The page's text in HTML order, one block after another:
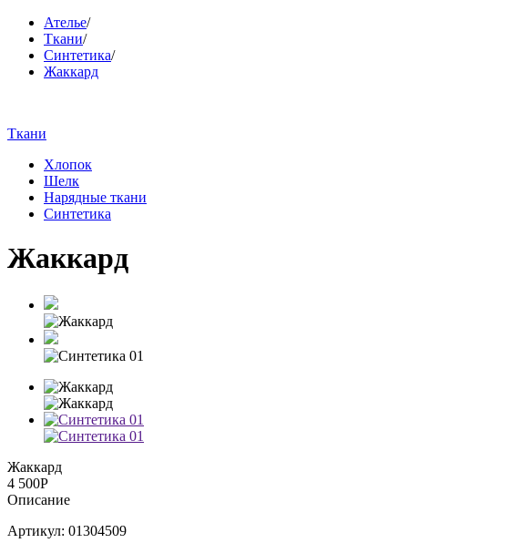
Ателье/
Ткани/
Синтетика/
Жаккард
Ткани
Хлопок
Шелк
Нарядные ткани
Синтетика
Жаккард
Жаккард
4 500Р
Описание
Артикул: 01304509